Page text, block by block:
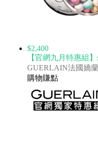
$2,400
【官網九月特惠組
GUERLAIN法國嬌
購物賺點